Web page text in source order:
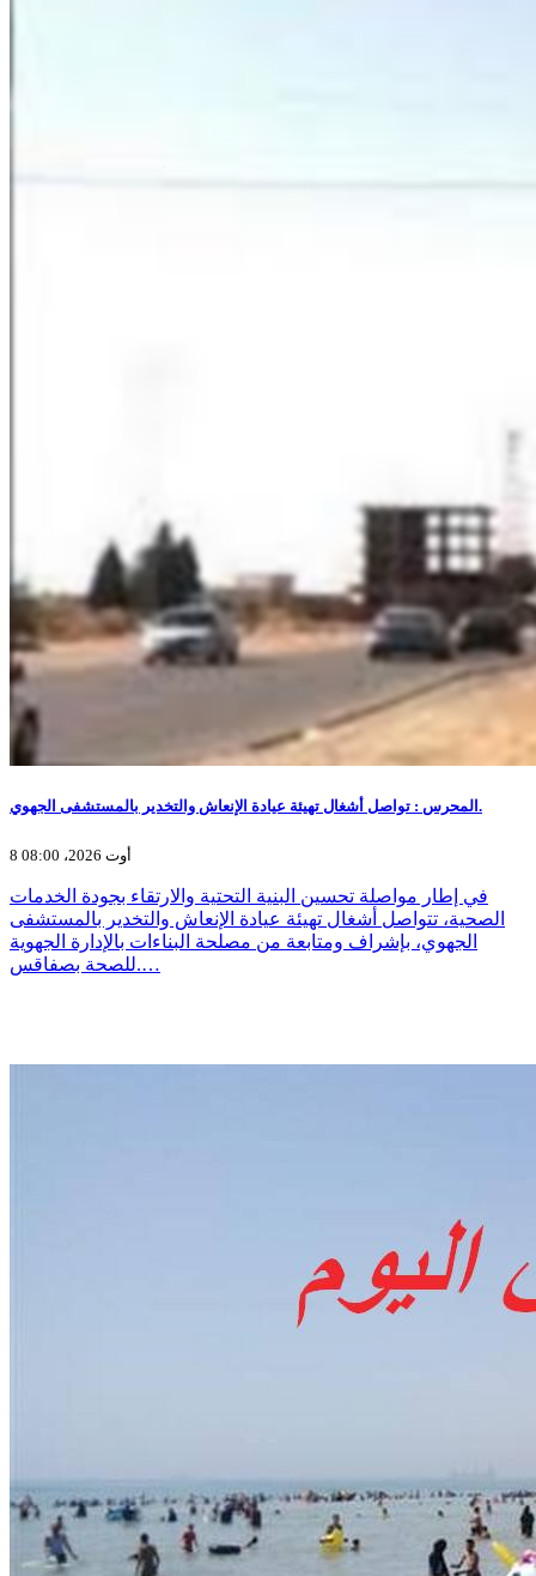
المحرس : تواصل أشغال تهيئة عيادة الإنعاش والتخدير بالمستشفى الجهوي.
8 أوت 2026، 08:00
في إطار مواصلة تحسين البنية التحتية والارتقاء بجودة الخدمات
الصحية، تتواصل أشغال تهيئة عيادة الإنعاش والتخدير بالمستشفى
الجهوي، بإشراف ومتابعة من مصلحة البناءات بالإدارة الجهوية
للصحة بصفاقس.…